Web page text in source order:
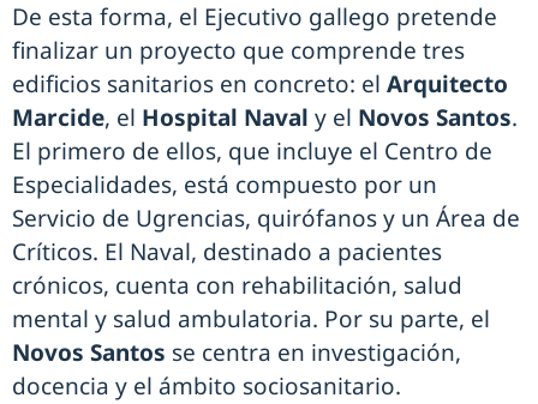
De esta forma, el Ejecutivo gallego pretende
finalizar un proyecto que comprende tres
edificios sanitarios en concreto: el Arquitecto
Marcide, el Hospital Naval y el Novos Santos.
El primero de ellos, que incluye el Centro de
Especialidades, está compuesto por un
Servicio de Ugrencias, quirófanos y un Área de
Críticos. El Naval, destinado a pacientes
crónicos, cuenta con rehabilitación, salud
mental y salud ambulatoria. Por su parte, el
Novos Santos se centra en investigación,
docencia y el ámbito sociosanitario.